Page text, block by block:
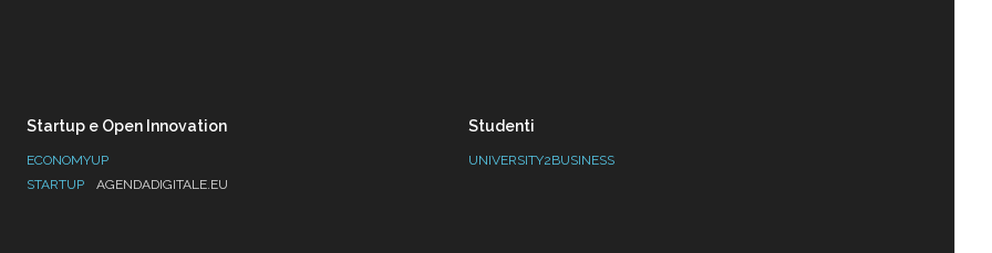
Startup e Open Innovation
ECONOMYUP
STARTUP
AGENDADIGITALE.EU
Studenti
UNIVERSITY2BUSINESS